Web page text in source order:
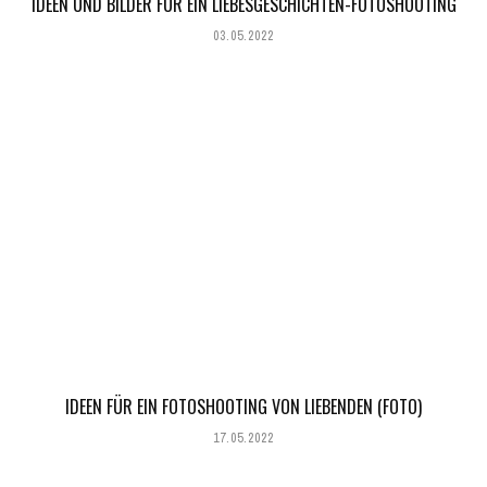
03.05.2022
IDEEN FÜR EIN FOTOSHOOTING VON LIEBENDEN (FOTO)
17.05.2022